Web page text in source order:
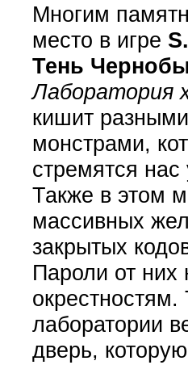
Многим
место в игре
Тень
Лаборатория
кишит
монстрами,
стремятся нас
Также в этом
массивных
закрытых
Пароли от них
окрестностям.
лаборатории
дверь,